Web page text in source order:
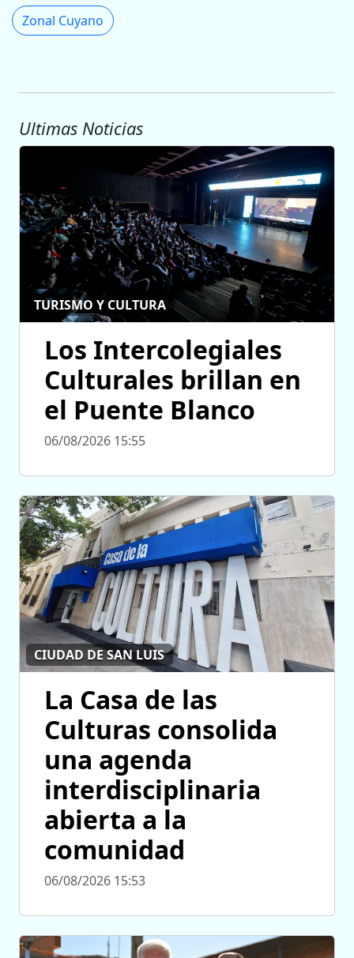
Zonal Cuyano
Ultimas Noticias
TURISMO Y CULTURA
Los Intercolegiales
Culturales brillan en
el Puente Blanco
06/08/2026 15:55
CIUDAD DE SAN LUIS
La Casa de las
Culturas consolida
una agenda
interdisciplinaria
abierta a la
comunidad
06/08/2026 15:53